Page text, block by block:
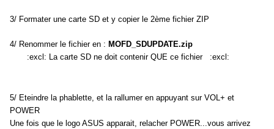
3/ Formater une carte SD et y copier le 2ème fichier ZIP
4/ Renommer le fichier en : MOFD_SDUPDATE.zip
:excl: La carte SD ne doit contenir QUE ce fichier :excl:
5/ Eteindre la phablette, et la rallumer en appuyant sur VOL+ et
POWER
Une fois que le logo ASUS apparait, relacher POWER...vous arrivez